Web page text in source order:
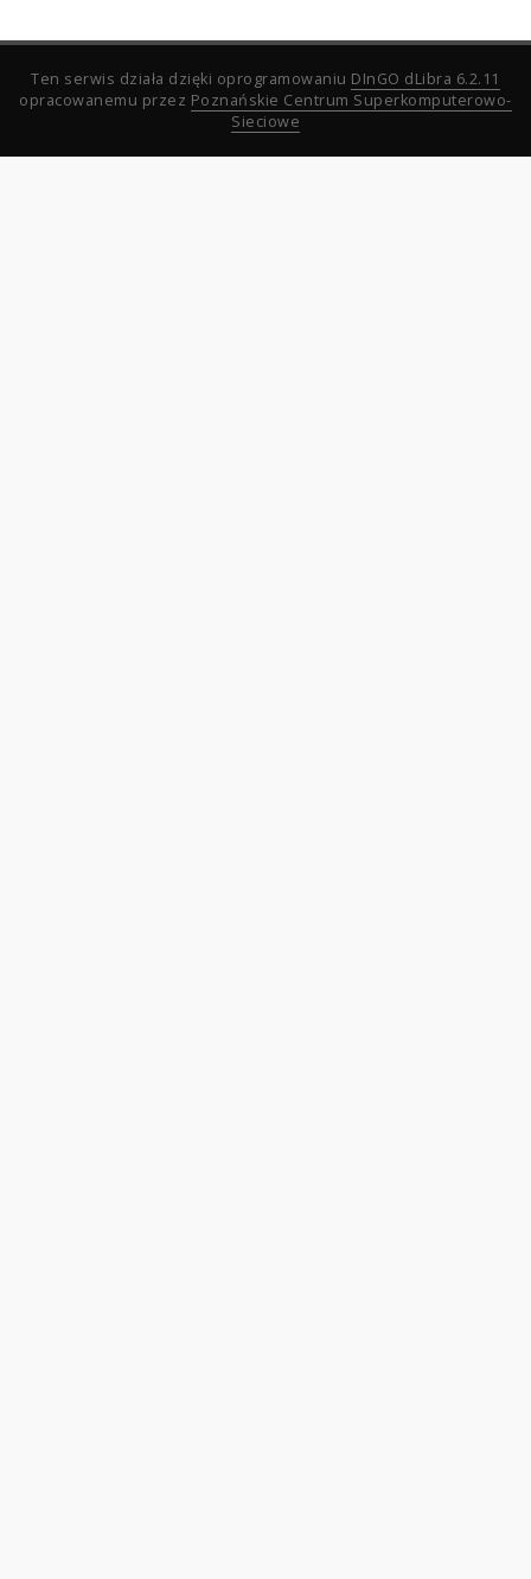
Ten serwis działa dzięki oprogramowaniu DInGO dLibra 6.2.11
opracowanemu przez Poznańskie Centrum Superkomputerowo-
Sieciowe